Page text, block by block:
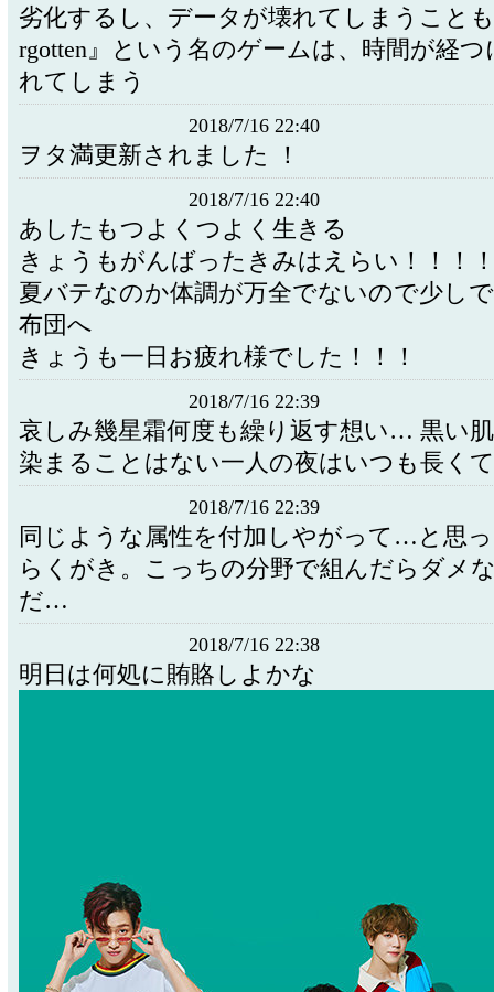
劣化するし、データが壊れてしまうこと
rgotten』という名のゲームは、時間が経
れてしまう
2018/7/16 22:40
ヲタ満更新されました ！
2018/7/16 22:40
あしたもつよくつよく生きる
きょうもがんばったきみはえらい！！！
夏バテなのか体調が万全でないので少し
布団へ
きょうも一日お疲れ様でした！！！
2018/7/16 22:39
哀しみ幾星霜何度も繰り返す想い… 黒い
染まることはない一人の夜はいつも長く
2018/7/16 22:39
同じような属性を付加しやがって…と思
らくがき。こっちの分野で組んだらダメ
だ…
2018/7/16 22:38
明日は何処に賄賂しよかな